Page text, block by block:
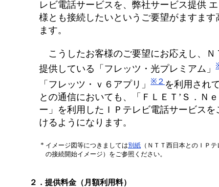
レビ電話サービスを、弊社サービス提供
様とも接続したいというご要望がますます
ます。
こうしたお客様のご要望にお応えし、Ｎ
提供している「フレッツ・光プレミアム」
「フレッツ・ｖ６アプリ」 ※２ を利用され
との通信においても、「ＦＬＥＴ’Ｓ．Ｎ
ー」を利用したＩＰテレビ電話サービスを
けるようになります。
* イメージ図等につきましては別紙 （ＮＴＴ西日本とのＩＰ
の接続開始イメージ）をご参照ください。
２．提供料金（月額利用料）